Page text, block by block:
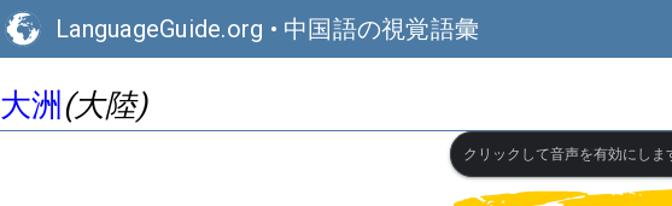
LanguageGuide.org • 中国語の視覚語彙
大洲 (大陸)
クリックして音声を有効にしま